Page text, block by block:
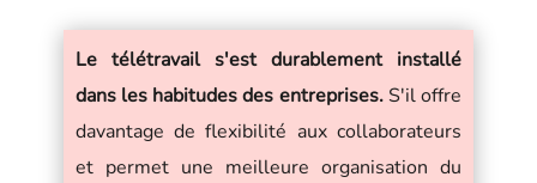
Le télétravail s'est durablement installé
dans les habitudes des entreprises.S'il offre
davantage de flexibilité aux collaborateurs
et permet une meilleure organisation du